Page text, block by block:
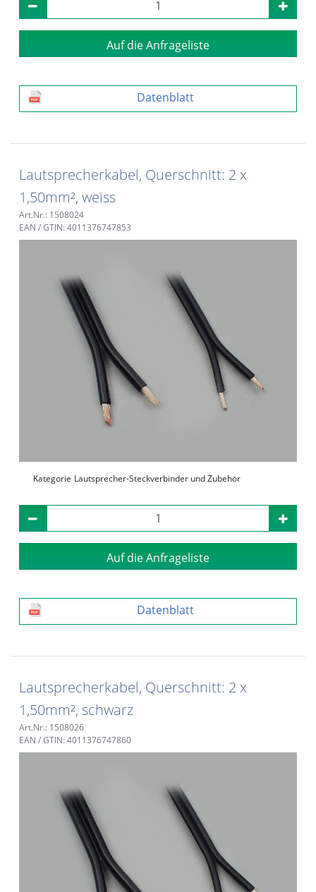
Auf die Anfrageliste
Datenblatt
Lautsprecherkabel, Querschnitt: 2 x
1,50mm², weiss
Art.Nr.: 1508024
EAN / GTIN: 4011376747853
Kategorie Lautsprecher-Steckverbinder und Zubehör
Auf die Anfrageliste
Datenblatt
Lautsprecherkabel, Querschnitt: 2 x
1,50mm², schwarz
Art.Nr.: 1508026
EAN / GTIN: 4011376747860